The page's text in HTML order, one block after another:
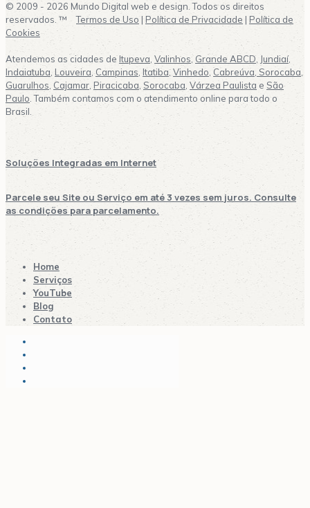
© 2009 - 2026 Mundo Digital web e design. Todos os direitos
reservados. ™Termos de Uso | Política de Privacidade | Política de
Cookies
Atendemos as cidades de Itupeva Valinhos Grande ABCD Jundiaí,
Indaiatuba Louveira ,Campinas Itatiba,Vinhedo Cabreúva, Sorocaba
Guarulhos Cajamar Piracicaba Sorocaba Várzea Paulista e São
Paulo . Também contamos com o atendimento online para todo o
Brasil.
Soluções Integradas em Internet
Parcele seu Site ou Serviço em até 3 vezes sem juros. Consulte
as condições para parcelamento.
Home
Serviços
YouTube
Blog
Contato